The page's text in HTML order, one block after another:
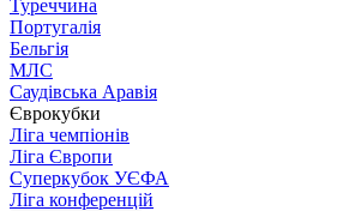
Туреччина
Португалія
Бельгія
МЛС
Саудівська Аравія
Єврокубки
Ліга чемпіонів
Ліга Європи
Суперкубок УЄФА
Ліга конференцій